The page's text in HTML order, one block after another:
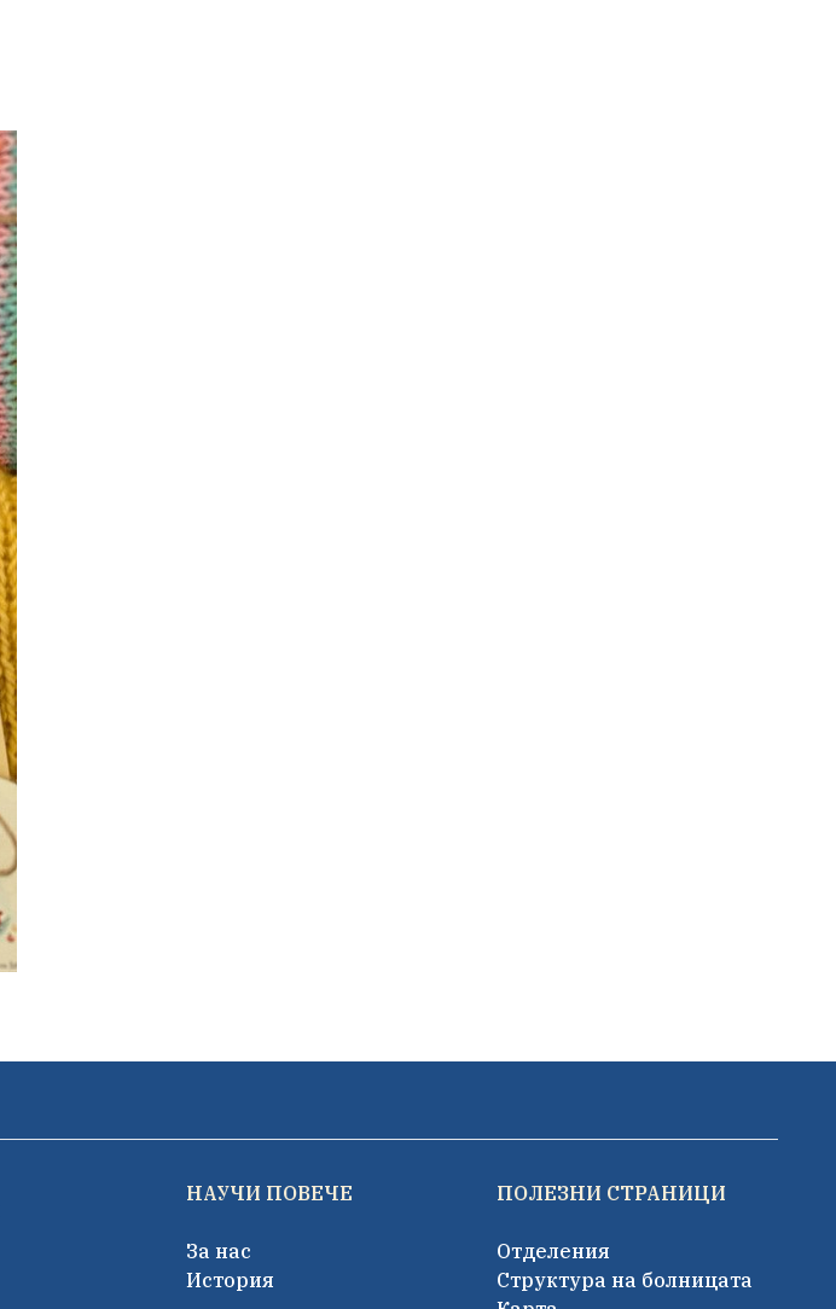
НАУЧИ ПОВЕЧЕ
За нас
История
ПОЛЕЗНИ СТРАНИЦИ
Отделения
Структура на болницата